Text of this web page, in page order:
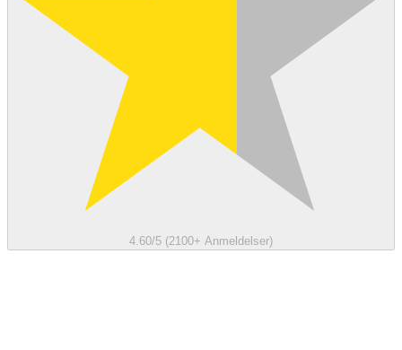
4.60/5 (2100+ Anmeldelser)